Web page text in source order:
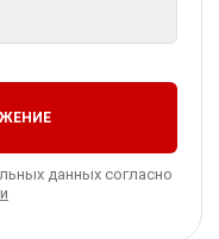
данных согласно